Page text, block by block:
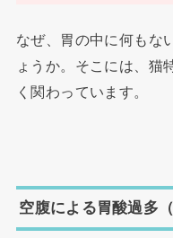
なぜ、胃の中に何もな
ょうか。そこには、猫
く関わっています。
空腹による胃酸過多